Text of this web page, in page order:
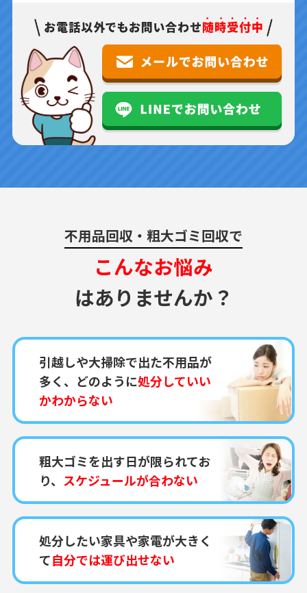
不用品回収・粗大ゴミ回収で
こんなお悩み
はありませんか？
引越しや大掃除で出た不用品が
多く、どのように処分していい
かわからない
粗大ゴミを出す日が限られてお
り、 スケジュールが合わない
処分したい家具や家電が大きく
て自分では運び出せない